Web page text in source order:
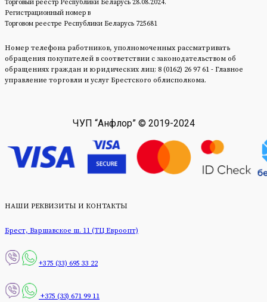
Торговый реестр Республики Беларусь 28.08.2024.
Регистрационный номер в
Торговом реестре Республики Беларусь 725681
Номер телефона работников, уполномоченных рассматривать
обращения покупателей в соответствии с законодательством об
обращениях граждан и юридических лиц: 8 (0162) 26 97 61 - Главное
управление торговли и услуг Брестского облисполкома.
ЧУП “Анфлор” © 2019-2024
НАШИ РЕКВИЗИТЫ И КОНТАКТЫ
Брест, Варшавское ш. 11 (ТЦ Евроопт)
+375 (33) 695 33 22
+375 (33) 671 99 11